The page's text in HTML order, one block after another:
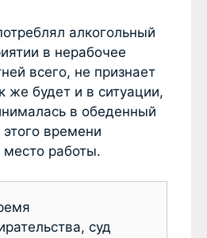
алкогольный
в нерабочее
всего, не признает
же будет и в ситуации,
в обеденный
времени
место работы.
суд